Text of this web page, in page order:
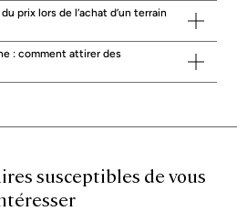
fini, par exemple unprogramme neuf
privilégie la lisibilité du calendrier et
à privilégier
entre la réalité du terrain et les
de construction, éventuelles
prix lors de l’achat d’un terrain
: comment attirer des
susceptibles de vous